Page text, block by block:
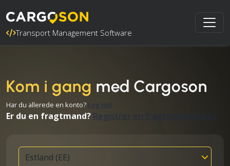
Transport Management Software
Kom i gang med Cargoson
Har du allerede en konto? Log ind
Er du en fragtmand? Registrer en fragtmandskonto